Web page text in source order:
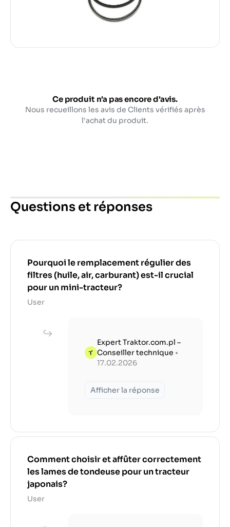
Ce produit n'a pas encore d'avis.
Nous recueillons les avis de Clients vérifiés après
l'achat du produit.
Questions et réponses
Pourquoi le remplacement régulier des
filtres (huile, air, carburant) est-il crucial
pour un mini-tracteur?
User
Expert Traktor.com.pl –
Conseiller technique •
17.02.2026
Afficher la réponse
Comment choisir et affûter correctement
les lames de tondeuse pour un tracteur
japonais?
User